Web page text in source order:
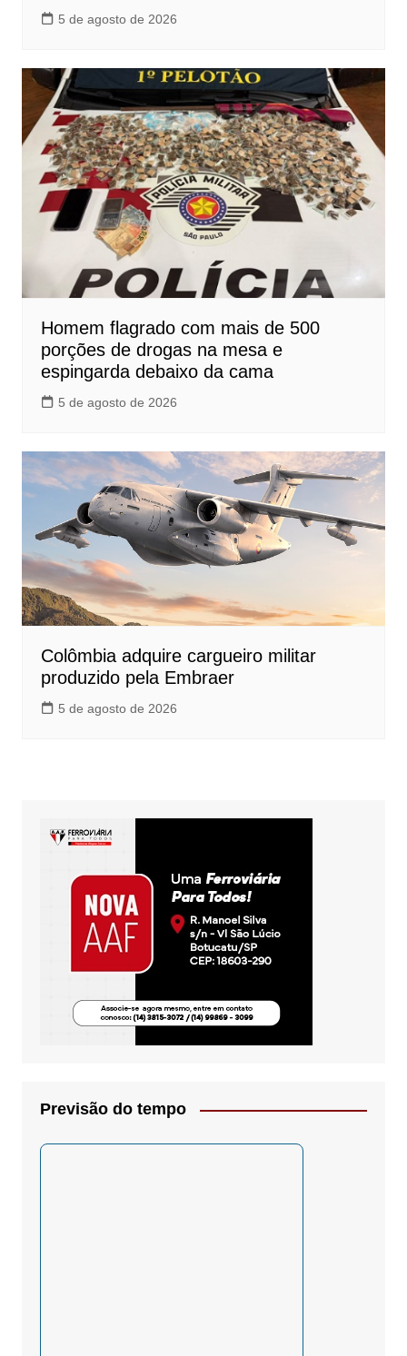
5 de agosto de 2026
Homem flagrado com mais de 500
porções de drogas na mesa e
espingarda debaixo da cama
5 de agosto de 2026
Colômbia adquire cargueiro militar
produzido pela Embraer
5 de agosto de 2026
Previsão do tempo